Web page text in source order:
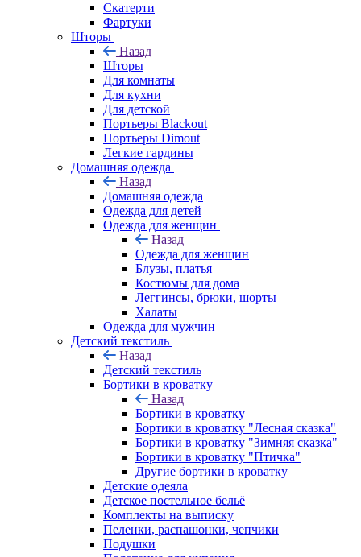
Скатерти
Фартуки
Шторы
Назад
Шторы
Для комнаты
Для кухни
Для детской
Портьеры Blackout
Портьеры Dimout
Легкие гардины
Домашняя одежда
Назад
Домашняя одежда
Одежда для детей
Одежда для женщин
Назад
Одежда для женщин
Блузы, платья
Костюмы для дома
Леггинсы, брюки, шорты
Халаты
Одежда для мужчин
Детский текстиль
Назад
Детский текстиль
Бортики в кроватку
Назад
Бортики в кроватку
Бортики в кроватку "Лесная сказка"
Бортики в кроватку "Зимняя сказка"
Бортики в кроватку "Птичка"
Другие бортики в кроватку
Детские одеяла
Детское постельное бельё
Комплекты на выписку
Пеленки, распашонки, чепчики
Подушки